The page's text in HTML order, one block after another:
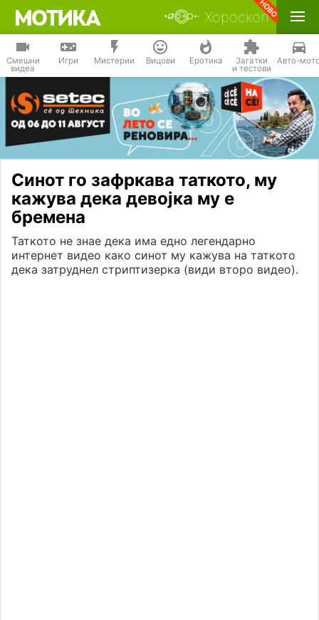
Хороскоп
Смешни
видеа
Игри Мистерии Вицови Еротика Загатки
и тестови
Авто-
Синот го зафркава таткото, му
кажува дека девојка му е
бремена
Таткото не знае дека има едно легендарно
интернет видео како синот му кажува на таткото
дека затруднел стриптизерка (види второ видео).